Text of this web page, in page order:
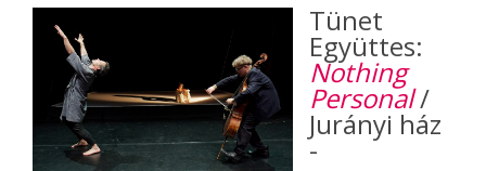
Tünet
Együttes:
Nothing
Personal/
Jurányi ház
-